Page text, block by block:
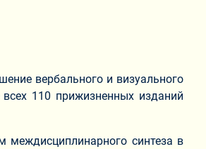
вербального и визуального
110 прижизненных изданий
синтеза в